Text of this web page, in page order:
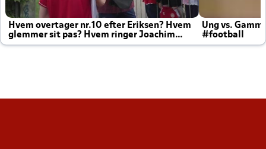
Hvem overtager nr.10 efter Eriksen? Hvem
glemmer sit pas? Hvem ringer Joachim
altid til efter kampe?
Ung vs.
#football